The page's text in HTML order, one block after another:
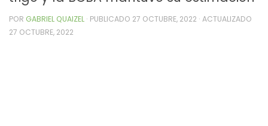
POR GABRIEL QUAIZEL · PUBLICADO 27 OCTUBRE, 2022 · ACTUALIZADO
27 OCTUBRE, 2022